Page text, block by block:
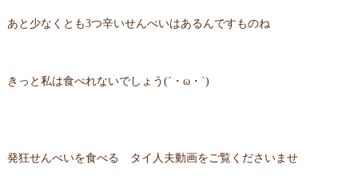
あと少なくとも3つ辛いせんべいはあるんですものね
きっと私は食べれないでしょう(´・ω・`)
発狂せんべいを食べる タイ人夫動画をご覧くださいませ